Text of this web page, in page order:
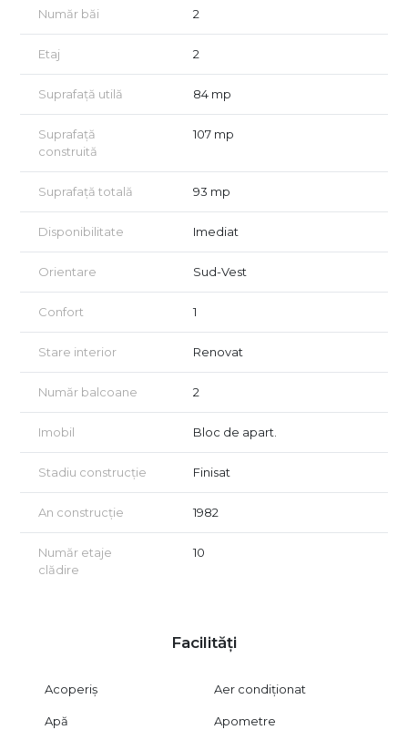
Dormitor secundar luminos si bine proportionat
Bucatarie complet utilata, moderna si functionala
Doua bai amenajate practic
Holuri utilizabile care ofere organizare spatiului
Doua balcoane inchise, ideale pentru relaxare, birou de acasa
Dotari si beneficii
Apartamentul se vinde complet mobilat si utilat si beneficiaza
de:
4 aparate de aer conditionat (cu functie de purificare in
Boiler si instalatii electrice/sanitare refacute integral
Parchet din bambus si finisaje de calitate
Electrocasnice moderne si mobilier in stare excelenta
Administrare online, pentru confort si transparenta
Majoritatea spatiilor sunt orientate catre partea linistita a
blocului, beneficiind de intimitate si lumina naturala placuta pe
Orientarea sud-vest aduce caldura si luminozitate, pastrand in
pentru cei care vor o locuinta completa, gata sa devina acasa
Perfect pentru
Familii care isi doresc spatiu, confort si lumina
Număr băi 2
Etaj 2
Suprafață utilă 84 mp
Suprafață
construită
107 mp
Suprafață totală 93 mp
Disponibilitate Imediat
Orientare Sud-Vest
Confort 1
Stare interior Renovat
Număr balcoane 2
Imobil Bloc de apart.
Stadiu construcție Finisat
An construcție 1982
Număr etaje
clădire
10
Facilități
Acoperiș Aer condiționat
Apă Apometre